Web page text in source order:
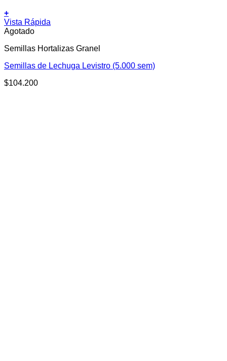
+
Vista Rápida
Agotado
Semillas Hortalizas Granel
Semillas de Lechuga Levistro (5.000 sem)
$104.200